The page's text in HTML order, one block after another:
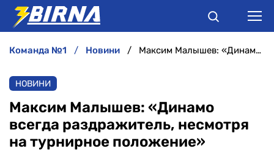
АНАЛІТИКА
ІНТЕРВ'Ю
команда №1 новини Максим Малышев: «Динамо всегда раздражитель, несмотря на турнирное положение»
НОВИНИ
Максим Малышев: «Динамо
всегда раздражитель, несмотря
на турнирное положение»